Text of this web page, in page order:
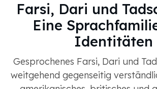
Farsi, Dari und
Eine
Identitäten
Gesprochenes Farsi, Dari und
weitgehend gegenseitig